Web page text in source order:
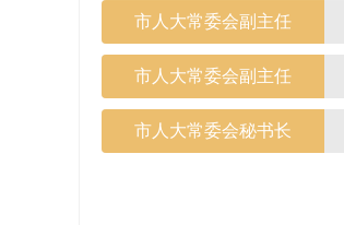
市人大常委会副主任
市人大常委会副主任
市人大常委会秘书长